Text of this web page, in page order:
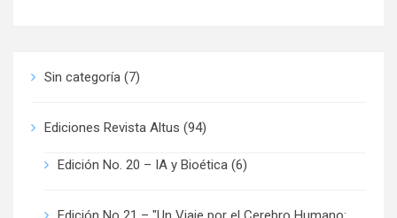
Sin categoría (7)
Ediciones Revista Altus (94)
Edición No. 20 – IA y Bioética (6)